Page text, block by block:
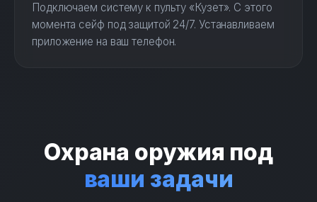
Подключаем систему к пульту «Кузет». С этого
момента сейф под защитой 24/7. Устанавливаем
приложение на ваш телефон.
Охрана оружия под
ваши задачи